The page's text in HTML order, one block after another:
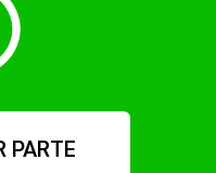
PARTE